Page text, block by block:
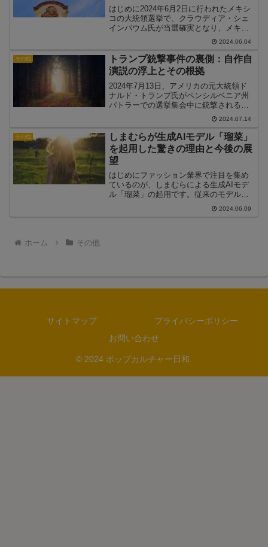
はじめに2024年6月2日に行われたメキシ
コの大統領選挙で、クラウディア・シェ
インバウム氏が当選確実となり、メキシ
コ初の女性大統領が誕生する見通しで
す。シェインバウム氏は、現職のアンド
レス・マヌエル・ロペス・オブラドール
大統領の後継者として...
2024.06.04
その他
トランプ銃撃事件の裏側：自作自
演説の浮上とその根拠
2024年7月13日、アメリカの元大統領ド
ナルド・トランプ氏がペンシルベニア州
バトラーでの選挙集会中に銃撃されると
いう衝撃的な事件が発生しました。この
事件は全米に大きな波紋を広げ、政治的
な影響も避けられない状況となっていま
す。しかし、この事...
2024.07.14
その他
しまむらが生成AIモデル「瑠菜」
を起用した驚きの理由と今後の展
望
はじめにファッション業界で注目を集め
ているのが、しまむらによる生成AIモデ
ル「瑠菜」の起用です。従来のモデルと
は一線を画す、AIによって生成された架
空のモデルを広告やSNSで活用する試み
2024.06.09
ホーム その他
サイトマップ
プライバシーポリシー
お問い合わせ
© 2024 ポップカルチャー日和.